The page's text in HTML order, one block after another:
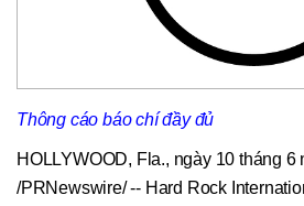
Thông cáo báo chí đầy đủ
HOLLYWOOD, Fla., ngày 10 tháng 6
/PRNewswire/ -- Hard Rock